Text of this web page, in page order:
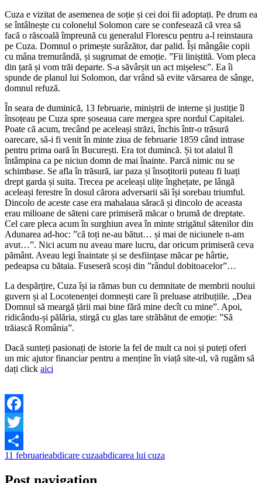
Cuza e vizitat de asemenea de soție și cei doi fii adoptați. Pe drum ea
se întâlnește cu colonelul Solomon care se confesează că vrea să
facă o răscoală împreună cu generalul Florescu pentru a-l reinstaura
pe Cuza. Domnul o primește surâzător, dar palid. Își mângâie copii
cu mâna tremurândă, și sugrumat de emoție. ”Fii liniștită. Vom pleca
din țară și vom trăi departe. S-a săvârșit un act mișelesc”. Ea îi
spunde de planul lui Solomon, dar vrând să evite vărsarea de sânge,
domnul refuză.
În seara de duminică, 13 februarie, miniștrii de interne și justiție îl
însoțeau pe Cuza spre șoseaua care mergea spre nordul Capitalei.
Poate că acum, trecând pe aceleași străzi, închis într-o trăsură
oarecare, să-i fi venit în minte ziua de februarie 1859 când intrase
pentru prima oară în București. Era tot dumincă. Și tot alaiul îl
întâmpina ca pe niciun domn de mai înainte. Parcă nimic nu se
schimbase. Se afla în trăsură, iar paza și însoțitorii puteau fi luați
drept garda și suita. Trecea pe aceleași ulițe înghețate, pe lângă
aceleași ferestre în dosul cărora adversarii săi își sorebau triumful.
Dincolo de aceste case era mahalaua săracă și dincolo de aceasta
erau milioane de săteni care primiseră măcar o brumă de dreptate.
Cel care pleca acum în surghiun avea în minte strigătul sătenilor din
Adunarea ad-hoc: ”că toți ne-au bătut… și mai de niciunele n-am
avut…”. Nici acum nu aveau mare lucru, dar oricum primiseră ceva
pământ. Aveau legi înaintate și se desființase măcar pe hârtie,
pedeapsa cu bătaia. Fuseseră scoși din ”rândul dobitoacelor”…
La despărțire, Cuza își ia rămas bun cu demnitate de membrii noului
guvern și al Locotenenței domnești care îi preluase atribuțiile. „Dea
Domnul să meargă țării mai bine fără mine decît cu mine”. Apoi,
ridicându-și pălăria, stirgă cu glas tare străbătut de emoție: ”Să
trăiască România”.
Dacă sunteți pasionați de istorie la fel de mult ca noi și puteți oferi
un mic ajutor financiar pentru a menține în viață site-ul, vă rugăm să
dați click aici
Facebook
Twitter
Share
11 februarieabdicare cuzaabdicarea lui cuza
Post navigation